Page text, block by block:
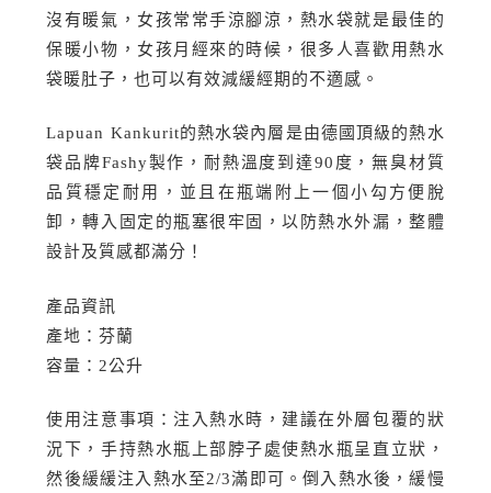
沒有暖氣，女孩常常手涼腳涼，熱水袋就是最佳的
保暖小物，女孩月經來的時候，很多人喜歡用熱水
袋暖肚子，也可以有效減緩經期的不適感。
Lapuan Kankurit的熱水袋內層是由德國頂級的熱水
袋品牌Fashy製作，耐熱溫度到達90度，無臭材質
品質穩定耐用，並且在瓶端附上一個小勾方便脫
卸，轉入固定的瓶塞很牢固，以防熱水外漏，整體
設計及質感都滿分！
產品資訊
產地：芬蘭
容量：2公升
使用注意事項：注入熱水時，建議在外層包覆的狀
況下，手持熱水瓶上部脖子處使熱水瓶呈直立狀，
然後緩緩注入熱水至2/3滿即可。倒入熱水後，緩慢